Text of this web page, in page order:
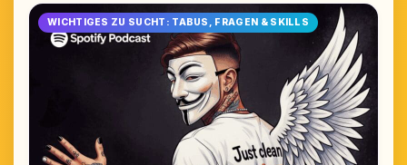
WICHTIGES ZU SUCHT: TABUS, FRAGEN & SKILLS